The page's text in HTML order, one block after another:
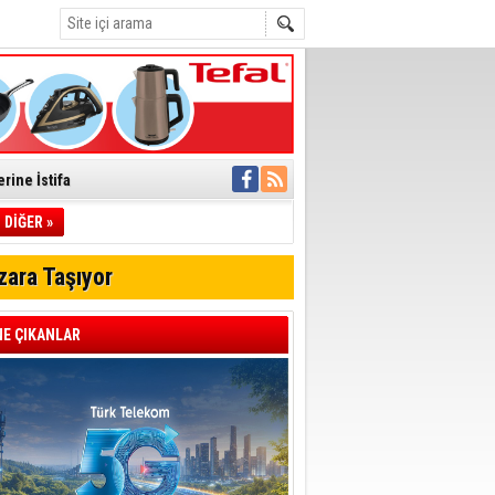
İletti
müdahale
Geçti
DİĞER »
Taşıyor
ÇIKANLAR